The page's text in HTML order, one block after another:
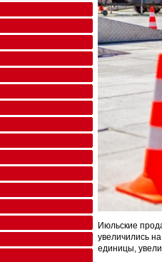
Июльские
увеличились
единицы,